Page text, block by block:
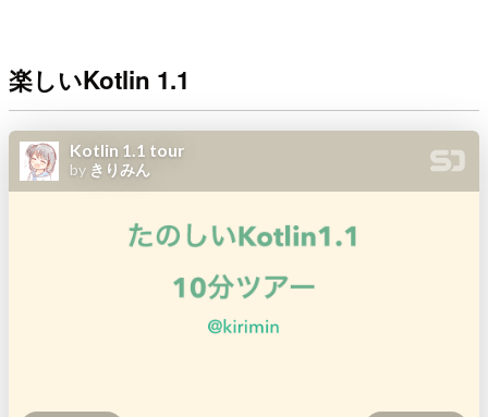
楽しいKotlin 1.1